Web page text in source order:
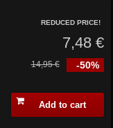
REDUCED PRICE!
7,48 €
-50%
14,95 €
Add to cart